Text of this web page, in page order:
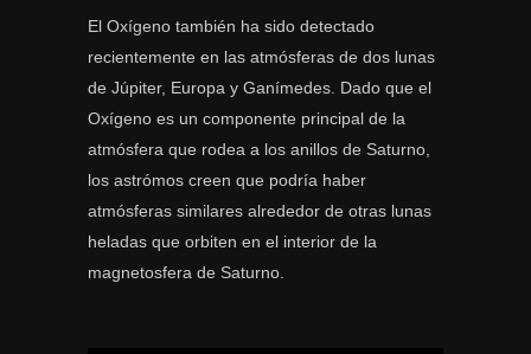
El Oxígeno también ha sido detectado
recientemente en las atmósferas de dos lunas
de Júpiter, Europa y Ganímedes. Dado que el
Oxígeno es un componente principal de la
atmósfera que rodea a los anillos de Saturno,
los astrómos creen que podría haber
atmósferas similares alrededor de otras lunas
heladas que orbiten en el interior de la
magnetosfera de Saturno.